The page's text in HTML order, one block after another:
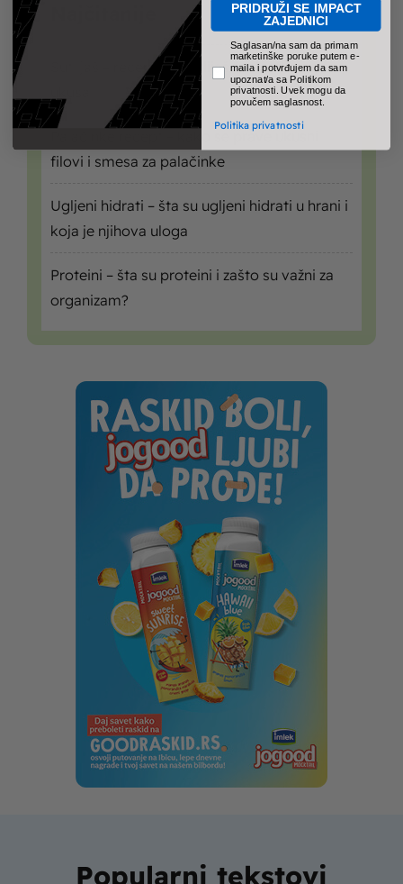
Sutlijaš – recepti za sutlijaš fantastičnog
Palačinke recept – kako se prave ukusni
filovi i smesa za palačinke
Ugljeni hidrati – šta su ugljeni hidrati u hrani i
koja je njihova uloga
Proteini – šta su proteini i zašto su važni za
organizam?
Popularni tekstovi
PRIDRUŽI SE IMPACT
ZAJEDNICI
pravno obavezno polje
Saglasan/na sam da primam
marketinške poruke putem e-
maila i potvrđujem da sam
upoznat/a sa Politikom
privatnosti. Uvek mogu da
povučem saglasnost.
Politika privatnosti